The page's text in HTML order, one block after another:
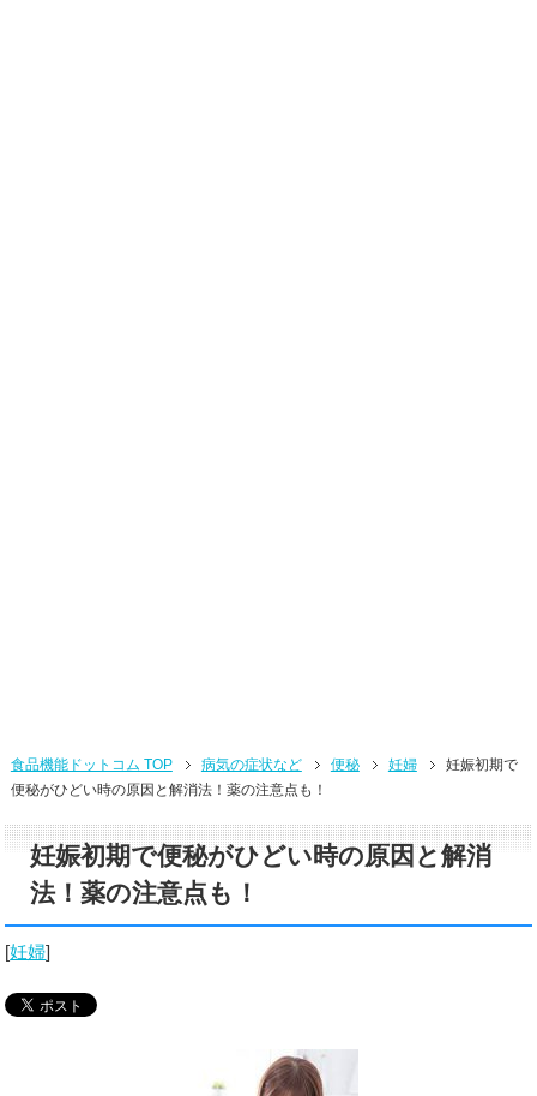
食品機能ドットコム TOP 病気の症状など 便秘 妊婦
妊娠初期で
便秘がひどい時の原因と解消法！薬の注意点も！
妊娠初期で便秘がひどい時の原因と解消
法！薬の注意点も！
[妊婦]